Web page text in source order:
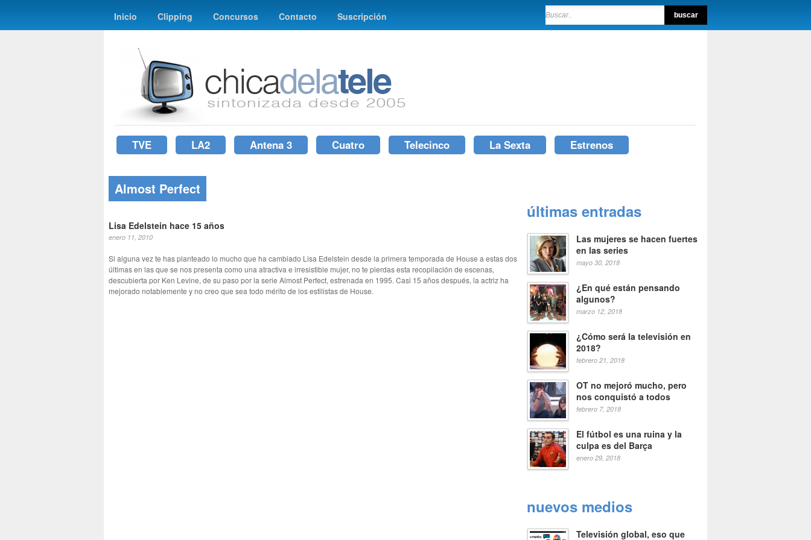
Inicio Clipping Concursos Contacto Suscripción
TVE LA2 Antena 3 Cuatro Telecinco La Sexta Estrenos
Almost Perfect
Lisa Edelstein hace 15 años
enero 11, 2010
Si alguna vez te has planteado lo mucho que ha cambiado Lisa Edelstein desde la primera temporada de House a estas dos
últimas en las que se nos presenta como una atractiva e irresistible mujer, no te pierdas esta recopilación de escenas,
descubierta por Ken Levine, de su paso por la serie Almost Perfect, estrenada en 1995. Casi 15 años después, la actriz ha
mejorado notablemente y no creo que sea todo mérito de los estilistas de House.
últimas entradas
Las mujeres se hacen fuertes
en las series
mayo 30, 2018
¿En qué están pensando
algunos?
marzo 12, 2018
¿Cómo será la televisión en
2018?
febrero 21, 2018
OT no mejoró mucho, pero
nos conquistó a todos
febrero 7, 2018
El fútbol es una ruina y la
culpa es del Barça
enero 29, 2018
nuevos medios
Televisión global, eso que